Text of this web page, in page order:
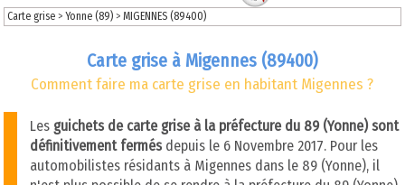
Carte grise >Yonne (89)>MIGENNES (89400)
Carte grise à Migennes (89400)
Comment faire ma carte grise en habitant Migennes ?
Les guichets de carte grise à la préfecture du 89 (Yonne) sont
définitivement fermésdepuis le 6 Novembre 2017. Pour les
automobilistes résidants à Migennes dans le 89 (Yonne), il